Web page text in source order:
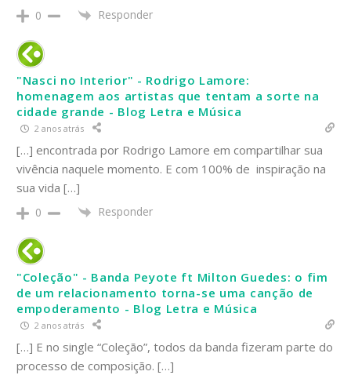
0 Responder
"Nasci no Interior" - Rodrigo Lamore:
homenagem aos artistas que tentam a sorte na
cidade grande - Blog Letra e Música
2 anos atrás
[…] encontrada por Rodrigo Lamore em compartilhar sua
vivência naquele momento. E com 100% de inspiração na
sua vida […]
0 Responder
"Coleção" - Banda Peyote ft Milton Guedes: o fim
de um relacionamento torna-se uma canção de
empoderamento - Blog Letra e Música
2 anos atrás
[…] E no single “Coleção”, todos da banda fizeram parte do
processo de composição. […]